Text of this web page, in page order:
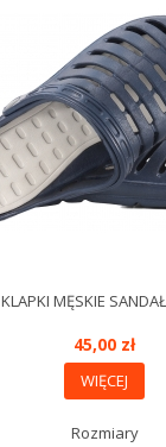
MĘSKIE
45,00 zł
WIĘCEJ
Rozmiary